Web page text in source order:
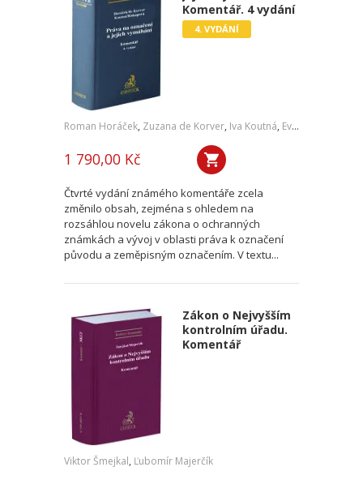
Komentář. 4 vydání
4. VYDÁNÍ
Roman Horáček, Zuzana de Korver, Iva Koutná, Eva Biskupová
1 790,00 Kč
Čtvrté vydání známého komentáře zcela
změnilo obsah, zejména s ohledem na
rozsáhlou novelu zákona o ochranných
známkách a vývoj v oblasti práva k označení
původu a zeměpisným označením. V textu...
Zákon o Nejvyšším
kontrolním úřadu.
Komentář
Viktor Šmejkal, Ľubomír Majerčík